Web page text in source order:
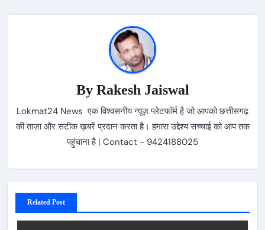
By Rakesh Jaiswal
Lokmat24 News एक विश्वसनीय न्यूज़ प्लेटफॉर्म है जो आपको छत्तीसगढ़
की ताज़ा और सटीक ख़बरें प्रदान करता है। हमारा उद्देश्य सच्चाई को आप तक
पहुंचाना है | Contact - 9424188025
Related Post